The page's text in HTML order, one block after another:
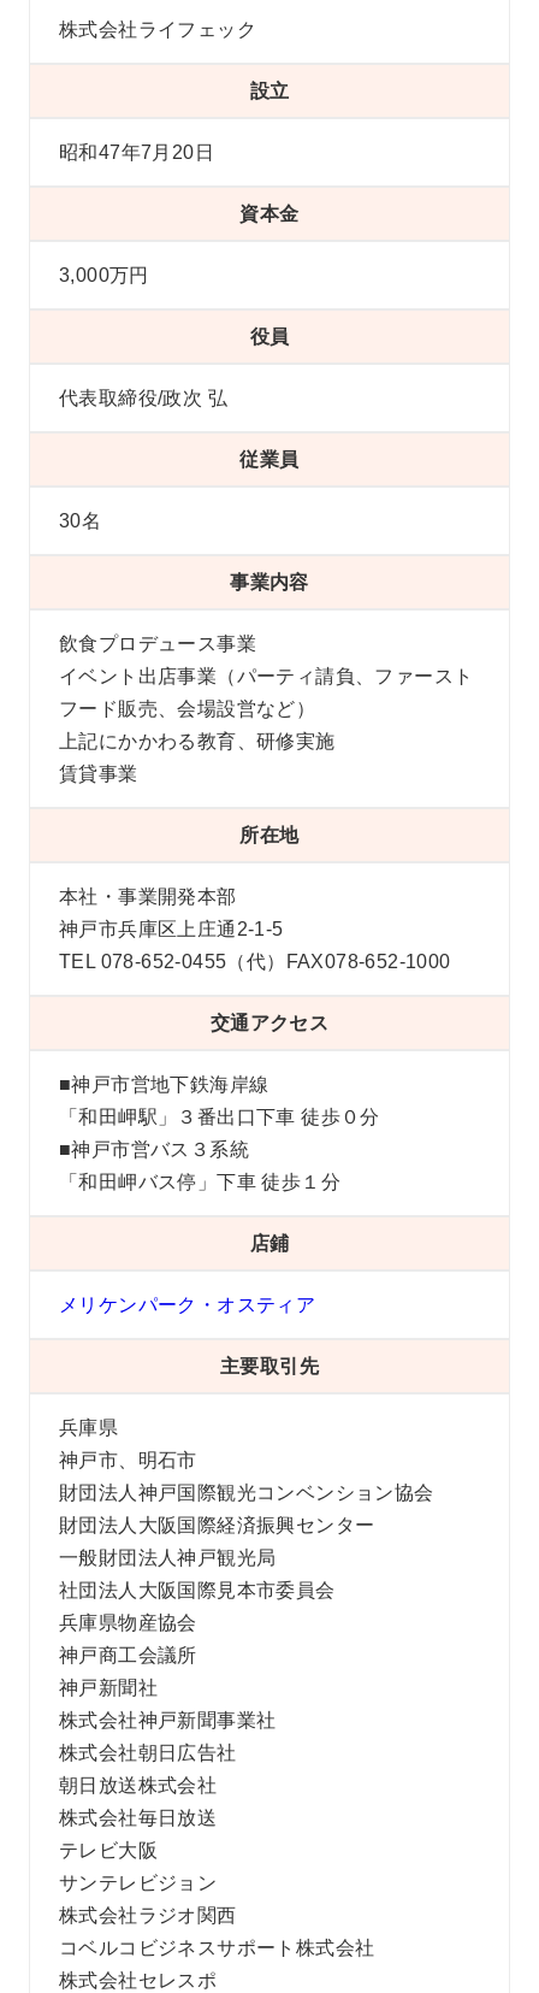
株式会社ライフェック
設立
昭和47年7月20日
資本金
3,000万円
役員
代表取締役/政次 弘
従業員
30名
事業内容
飲食プロデュース事業
イベント出店事業（パーティ請負、ファースト
フード販売、会場設営など）
上記にかかわる教育、研修実施
賃貸事業
所在地
本社・事業開発本部
神戸市兵庫区上庄通2-1-5
TEL 078-652-0455（代）FAX078-652-1000
交通アクセス
■神戸市営地下鉄海岸線
「和田岬駅」３番出口下車 徒歩０分
■神戸市営バス３系統
「和田岬バス停」下車 徒歩１分
店鋪
メリケンパーク・オスティア
主要取引先
兵庫県
神戸市、明石市
財団法人神戸国際観光コンベンション協会
財団法人大阪国際経済振興センター
一般財団法人神戸観光局
社団法人大阪国際見本市委員会
兵庫県物産協会
神戸商工会議所
神戸新聞社
株式会社神戸新聞事業社
株式会社朝日広告社
朝日放送株式会社
株式会社毎日放送
テレビ大阪
サンテレビジョン
株式会社ラジオ関西
コベルコビジネスサポート株式会社
株式会社セレスポ